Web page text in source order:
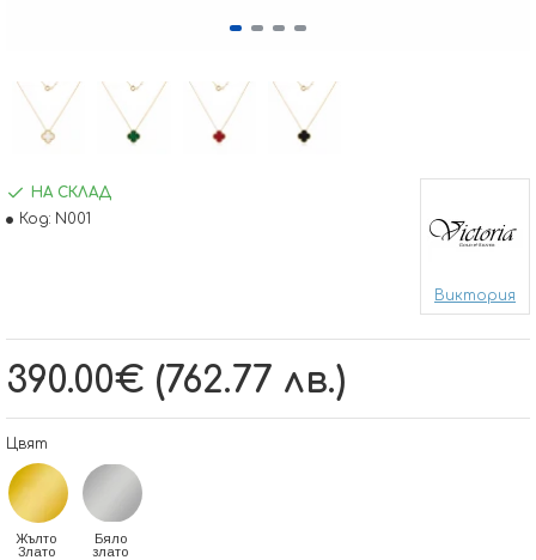
390.00€ (762.77 лв.)
НА СКЛАД
Код: N001
Виктория
Цвят
Жълто
Злато
Бяло
злато